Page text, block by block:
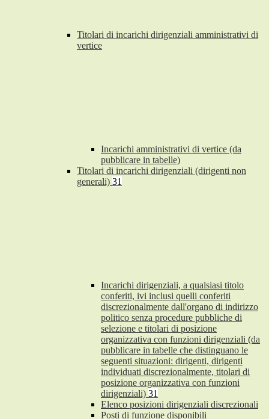
Titolari di incarichi dirigenziali amministrativi di
vertice
Incarichi amministrativi di vertice (da
pubblicare in tabelle)
Titolari di incarichi dirigenziali (dirigenti non
generali) 31
Incarichi dirigenziali, a qualsiasi titolo
conferiti, ivi inclusi quelli conferiti
discrezionalmente dall'organo di indirizzo
politico senza procedure pubbliche di
selezione e titolari di posizione
organizzativa con funzioni dirigenziali (da
pubblicare in tabelle che distinguano le
seguenti situazioni: dirigenti, dirigenti
individuati discrezionalmente, titolari di
posizione organizzativa con funzioni
dirigenziali) 31
Elenco posizioni dirigenziali discrezionali
Posti di funzione disponibili